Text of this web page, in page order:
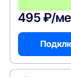
495 ₽/